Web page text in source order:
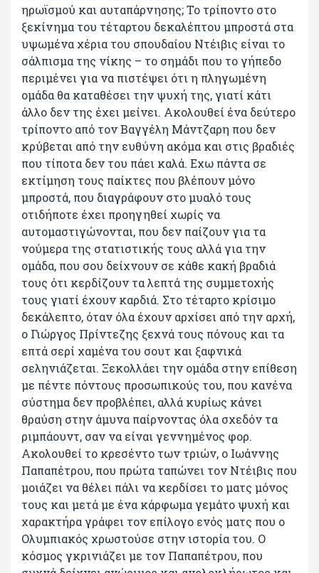
ηρωϊσμού και αυταπάρνησης; Το τρίποντο στο
ξεκίνημα του τέταρτου δεκαλέπτου μπροστά στα
υψωμένα χέρια του σπουδαίου Ντέιβις είναι το
σάλπισμα της νίκης – το σημάδι που το γήπεδο
περιμένει για να πιστέψει ότι η πληγωμένη
ομάδα θα καταθέσει την ψυχή της, γιατί κάτι
άλλο δεν της έχει μείνει. Ακολουθεί ένα δεύτερο
τρίποντο από τον Βαγγέλη Μάντζαρη που δεν
κρύβεται από την ευθύνη ακόμα και στις βραδιές
που τίποτα δεν του πάει καλά. Εχω πάντα σε
εκτίμηση τους παίκτες που βλέπουν μόνο
μπροστά, που διαγράφουν στο μυαλό τους
οτιδήποτε έχει προηγηθεί χωρίς να
αυτομαστιγώνονται, που δεν παίζουν για τα
νούμερα της στατιστικής τους αλλά για την
ομάδα, που σου δείχνουν σε κάθε κακή βραδιά
τους ότι κερδίζουν τα λεπτά της συμμετοχής
τους γιατί έχουν καρδιά. Στο τέταρτο κρίσιμο
δεκάλεπτο, όταν όλα έχουν αρχίσει από την αρχή,
ο Γιώργος Πρίντεζης ξεχνά τους πόνους και τα
επτά σερί χαμένα του σουτ και ξαφνικά
σεληνιάζεται. Ξεκολλάει την ομάδα στην επίθεση
με πέντε πόντους προσωπικούς του, που κανένα
σύστημα δεν προβλέπει, αλλά κυρίως κάνει
θραύση στην άμυνα παίρνοντας όλα σχεδόν τα
ριμπάουντ, σαν να είναι γεννημένος φορ.
Ακολουθεί το κρεσέντο των τριών, ο Ιωάννης
Παπαπέτρου, που πρώτα ταπώνει τον Ντέιβις που
μοιάζει να θέλει πάλι να κερδίσει το ματς μόνος
τους και μετά με ένα κάρφωμα γεμάτο ψυχή και
χαρακτήρα γράφει τον επίλογο ενός ματς που ο
Ολυμπιακός χρωστούσε στην ιστορία του. Ο
κόσμος γκρινιάζει με τον Παπαπέτρου, που